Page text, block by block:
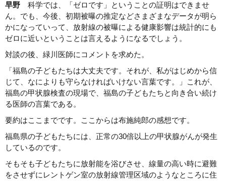
早野 科学では、「ゼロです」ということの証明はできませ
ん。でも、今後、初期被曝の推定などさまざまなデータが明ら
かになっていって、放射線の被曝による健康影響は統計的にも
ゼロに近いということは言えるようになるでしょう。
対談の後、緑川医師にコメントを求めた。
「福島の子どもたちは大丈夫です。それが、私がはじめから信
じて、なによりも守らなければいけない言葉です。」これが、
福島の甲状腺検査の現場で、福島の子どもたちと向き合い続け
る医師の言葉である。
要約はここまでです。ここからは布施純郎の感想です。
福島県の子どもたちには、正常の30倍以上の甲状腺がんが発生
しているのです。
そもそも子どもたちに放射能を浴びさせ、線量の高い時に避難
をさせずにレントゲン室の放射線管理区域のようなところに住